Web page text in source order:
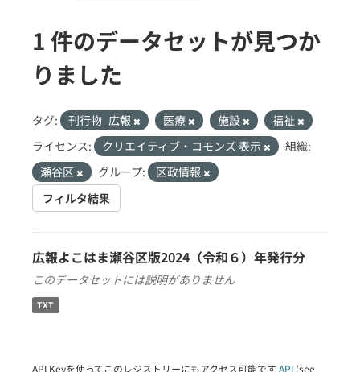
1 件のデータセットが見つか
りました
タグ: 刊行物_広報 医療 施設
福祉
ライセンス:
クリエイティブ・コモンズ 表示
組織:
瀬谷区
グループ:
区政情報
フィルタ結果
広報よこはま瀬谷区版2024（令和６）年発行分
このデータセットには説明がありません
TXT
API Keyを使ってこのレジストリーにもアクセス可能です API (see